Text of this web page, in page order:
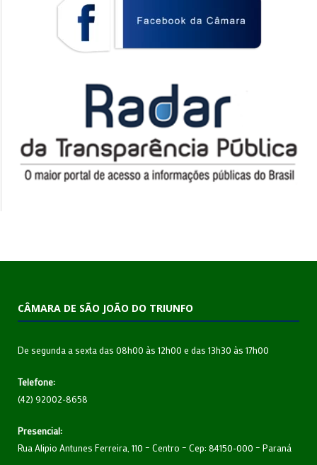
CÂMARA DE SÃO JOÃO DO TRIUNFO
De segunda a sexta das 08h00 às 12h00 e das 13h30 às 17h00
Telefone:
(42) 92002-8658
Presencial:
Rua Alipio Antunes Ferreira, 110 – Centro – Cep: 84150-000 – Paraná